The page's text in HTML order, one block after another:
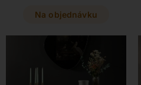
dřevěným profilem z
dokonale lemuje celou
domovu styl s tímto
designovým kouskem o
rozměrech 116 x 46 x 76
Na objednávku